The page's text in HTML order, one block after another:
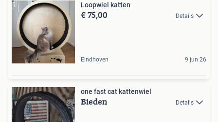
Loopwiel katten
€ 75,00 Details
Eindhoven 9 jun 26
one fast cat kattenwiel
Bieden Details